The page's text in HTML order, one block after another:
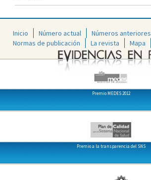
Inicio Número actual
Números anteriores
Normas de publicación
La revista Mapa
Premio MEDES 2012
Premio a la transparencia del SNS